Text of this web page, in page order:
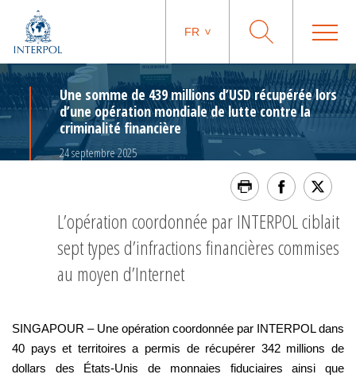
FR
Une somme de 439 millions d’USD récupérée lors
d’une opération mondiale de lutte contre la
criminalité financière
24 septembre 2025
L’opération coordonnée par INTERPOL ciblait
sept types d’infractions financières commises
au moyen d’Internet
SINGAPOUR – Une opération coordonnée par INTERPOL dans
40 pays et territoires a permis de récupérer 342 millions de
dollars des États-Unis de monnaies fiduciaires ainsi que